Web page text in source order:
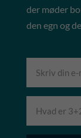
der møder
den egn og